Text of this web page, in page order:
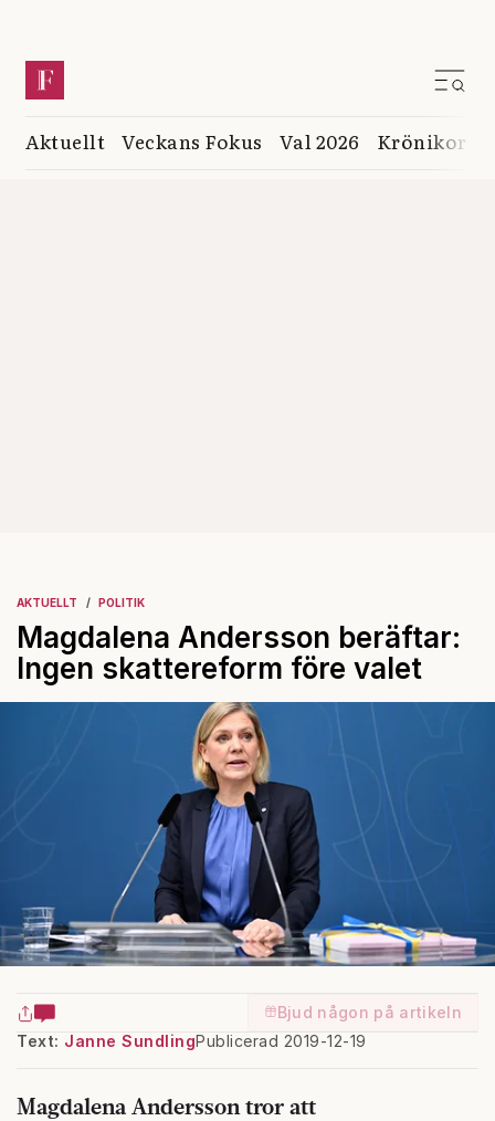
Aktuellt Veckans Fokus Val 2026 Krönikor
AKTUELLT POLITIK
Magdalena Andersson beräftar:
Ingen skattereform före valet
Bjud någon på artikeln
Text: Janne SundlingPublicerad 2019-12-19
Magdalena Andersson tror att